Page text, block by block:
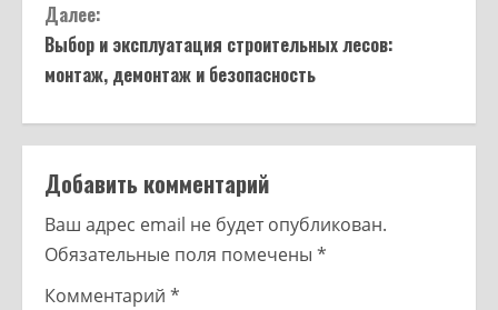
Далее:
Выбор и эксплуатация строительных лесов:
монтаж, демонтаж и безопасность
Добавить комментарий
Ваш адрес email не будет опубликован.
Обязательные поля помечены *
Комментарий *